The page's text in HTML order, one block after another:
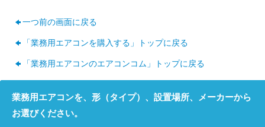
一つ前の画面に戻る
「業務用エアコンを購入する」トップに戻る
「業務用エアコンのエアコンコム」トップに戻る
業務用エアコンを、形（タイプ）、設置場所、メーカーから
お選びください。